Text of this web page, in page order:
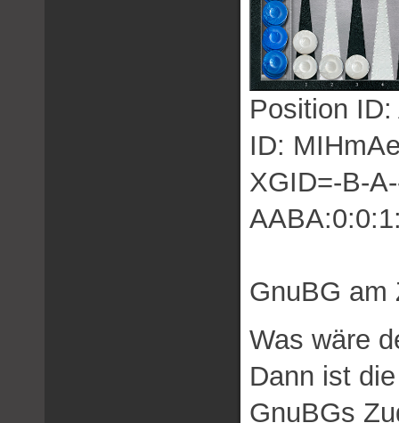
Position
ID:
XGID=-B-
GnuBG am
Was wäre
Dann ist
GnuBGs